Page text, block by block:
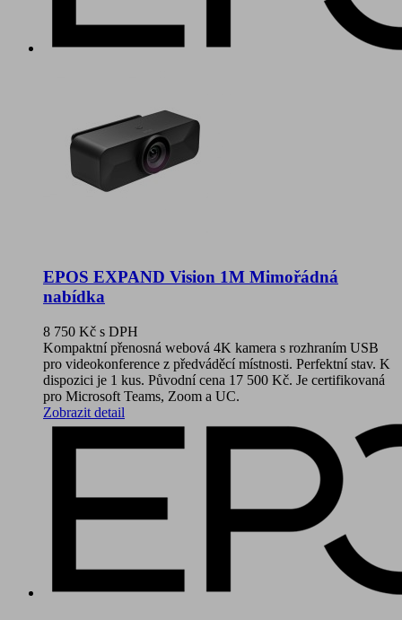
EPOS EXPAND Vision 1M Mimořádná
nabídka
8 750 Kč s DPH
Kompaktní přenosná webová 4K kamera s rozhraním USB
pro videokonference z předváděcí místnosti. Perfektní stav. K
dispozici je 1 kus. Původní cena 17 500 Kč. Je certifikovaná
pro Microsoft Teams, Zoom a UC.
Zobrazit detail